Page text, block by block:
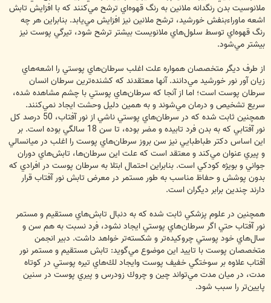
ملانوسيت بدن رنگدانه ملانين به رنگ قهوه‌اي ترشح مي‌كنند كه با افزايش تابش
اشعه ماوراءبنفش خورشيد، ترشح ملانين نيز افزايش مي‌يابد. بنابراين هر چه
رنگ قهوه‌اي توسط سلول‌هاي ملانويست بيشتر ترشح شود، تيرگي پوست نيز
بيشتر مي‌شود.
از طرف ديگر متخصصان همواره علت اغلب سرطان‌هاي پوستي را اشعه‌هاي
زيان آور نور خورشيد مي‌دانند. آنها معتقدند كه كشنده‌ترين سرطان انسان
سرطان پوست است؛ اما از آنجا كه سرطان‌هاي پوستي با چشم مشاهده شده،
سريع تشخيص و درمان مي‌شوند و به همين دليل وحشت ايجاد نمي‌كنند.
همچنين ثابت شده كه در سرطان‌هاي پوستي ناشي از نور آفتاب، 50 درصد كل
نور آفتابي كه به بدن فرد تابيده و مضر بوده، تا سن 18 سالگي بوده است. بر
اين اساس دكتر طباطبايي نيز سن بروز سرطان‌هاي پوست را اغلب در ميانسالي
و پيري عنوان مي‌كند و معتقد است كه علت اين سرطان‌ها، تابش‌هاي دوران
جواني و بويژه كودكي است. بنابراين احتمال ابتلا به سرطان پوست در افرادي كه
بدون پوشش و حفاظ مناسب به طور مستمر در معرض تابش نور آفتاب قرار
دارند چندين برابر ديگران است.
همچنين در علوم پزشكي ثابت شده كه به دنبال تابش‌هاي مستقيم و مستمر
نور آفتاب حتي اگر سرطان‌هاي پوستي ايجاد نشود، فرد نسبت به هم سن و
سال‌هاي خود پوستي چروكيده‌تر و شكسته‌تر خواهد داشت. دبير انجمن
متخصصان پوست با تاييد اين موضوع مي‌گويد: تابش مستقيم و مستمر نور
آفتاب علاوه بر سوختگي خفيف پوست وايجاد لك‌هاي تيره پوستي در كوتاه
مدت، در ميان مدت مي‌تواند چين و چروك زودرس و پيري پوست در سنين
پايين‌تر را سبب شود.